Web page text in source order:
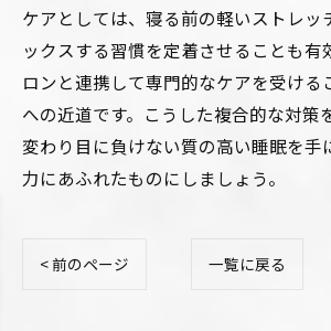
ケアとしては、寝る前の軽いストレッ
ックスする習慣を定着させることも有
ロンと連携して専門的なケアを受ける
への近道です。こうした複合的な対策
変わり目に負けない質の高い睡眠を手
力にあふれたものにしましょう。
< 前のページ 一覧に戻る